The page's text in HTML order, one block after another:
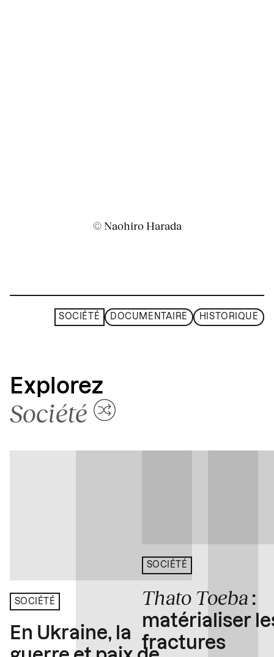
© Naohiro Harada
SOCIÉTÉ DOCUMENTAIRE HISTORIQUE
Explorez
Société
SOCIÉTÉ
En Ukraine, la
SOCIÉTÉ
Thato Toeba :
matérialiser
fractures